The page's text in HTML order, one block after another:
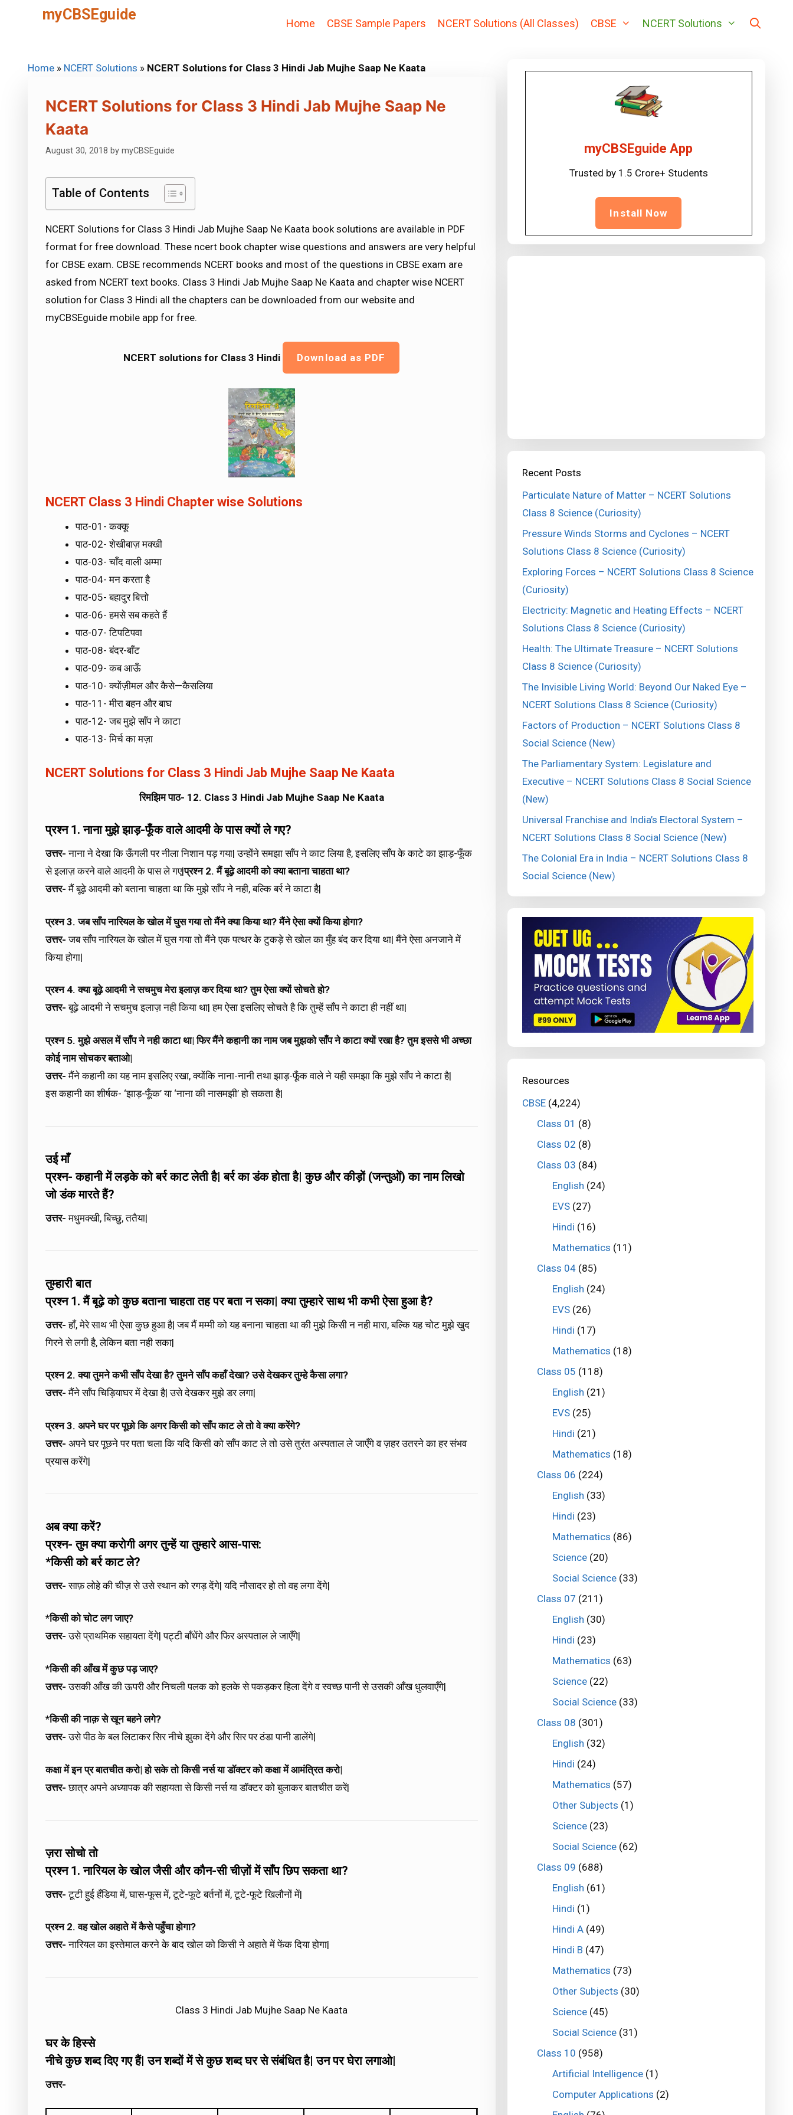
myCBSEguide
Home CBSE Sample Papers NCERT Solutions (All Classes) CBSE NCERT Solutions
Home » NCERT Solutions » NCERT Solutions for Class 3 Hindi Jab Mujhe Saap Ne Kaata
NCERT Solutions for Class 3 Hindi Jab Mujhe Saap Ne
Kaata
August 30, 2018 by myCBSEguide
Table of Contents
NCERT Solutions for Class 3 Hindi Jab Mujhe Saap Ne Kaata book solutions are available in PDF
format for free download. These ncert book chapter wise questions and answers are very helpful
for CBSE exam. CBSE recommends NCERT books and most of the questions in CBSE exam are
asked from NCERT text books. Class 3 Hindi Jab Mujhe Saap Ne Kaata and chapter wise NCERT
solution for Class 3 Hindi all the chapters can be downloaded from our website and
myCBSEguide mobile app for free.
NCERT solutions for Class 3 Hindi Download as PDF
NCERT Class 3 Hindi Chapter wise Solutions
पाठ-01- कक्कू
पाठ-02- शेखीबाज़ मक्खी
पाठ-03- चाँद वाली अम्मा
पाठ-04- मन करता है
पाठ-05- बहादुर बित्तो
पाठ-06- हमसे सब कहते हैं
पाठ-07- टिपटिपवा
पाठ-08- बंदर-बाँट
पाठ-09- कब आऊँ
पाठ-10- क्योंज़ीमल और कैसे—कैसलिया
पाठ-11- मीरा बहन और बाघ
पाठ-12- जब मुझे साँप ने काटा
पाठ-13- मिर्च का मज़ा
NCERT Solutions for Class 3 Hindi Jab Mujhe Saap Ne Kaata
रिमझिम पाठ- 12. Class 3 Hindi Jab Mujhe Saap Ne Kaata
प्रश्न 1. नाना मुझे झाड़-फूँक वाले आदमी के पास क्यों ले गए?
उत्तर- नाना ने देखा कि ऊँगली पर नीला निशान पड़ गया| उन्होंने समझा साँप ने काट लिया है, इसलिए साँप के काटे का झाड़-फूँक
से इलाज़ करने वाले आदमी के पास ले गए|प्रश्न 2. मैं बूढ़े आदमी को क्या बताना चाहता था?
उत्तर- मैं बूढ़े आदमी को बताना चाहता था कि मुझे साँप ने नही, बल्कि बर्र ने काटा है|
प्रश्न 3. जब साँप नारियल के खोल में घुस गया तो मैंने क्या किया था? मैंने ऐसा क्यों किया होगा?
उत्तर- जब साँप नारियल के खोल में घुस गया तो मैंने एक पत्थर के टुकड़े से खोल का मुँह बंद कर दिया था| मैंने ऐसा अनजाने में
किया होगा|
प्रश्न 4. क्या बूढ़े आदमी ने सचमुच मेरा इलाज़ कर दिया था? तुम ऐसा क्यों सोचते हो?
उत्तर- बूढ़े आदमी ने सचमुच इलाज़ नही किया था| हम ऐसा इसलिए सोचते है कि तुम्हें साँप ने काटा ही नहीं था|
प्रश्न 5. मुझे असल में साँप ने नही काटा था| फिर मैंने कहानी का नाम जब मुझको साँप ने काटा क्यों रखा है? तुम इससे भी अच्छा
कोई नाम सोचकर बताओ|
उत्तर- मैंने कहानी का यह नाम इसलिए रखा, क्योंकि नाना-नानी तथा झाड़-फूँक वाले ने यही समझा कि मुझे साँप ने काटा है|
इस कहानी का शीर्षक- ‘झाड़-फूँक’ या ‘नाना की नासमझी’ हो सकता है|
उई माँ
प्रश्न- कहानी में लड़के को बर्र काट लेती है| बर्र का डंक होता है| कुछ और कीड़ों (जन्तुओं) का नाम लिखो
जो डंक मारते हैं?
उत्तर- मधुमक्खी, बिच्छु, ततैया|
तुम्हारी बात
प्रश्न 1. मैं बूढ़े को कुछ बताना चाहता तह पर बता न सका| क्या तुम्हारे साथ भी कभी ऐसा हुआ है?
उत्तर- हाँ, मेरे साथ भी ऐसा कुछ हुआ है| जब मैं मम्मी को यह बनाना चाहता था की मुझे किसी न नही मारा, बल्कि यह चोट मुझे खुद
गिरने से लगी है, लेकिन बता नही सका|
प्रश्न 2. क्या तुमने कभी साँप देखा है? तुमने साँप कहाँ देखा? उसे देखकर तुम्हे कैसा लगा?
उत्तर- मैंने साँप चिड़ियाघर में देखा है| उसे देखकर मुझे डर लगा|
प्रश्न 3. अपने घर पर पूछो कि अगर किसी को साँप काट ले तो वे क्या करेंगे?
उत्तर- अपने घर पूछने पर पता चला कि यदि किसी को साँप काट ले तो उसे तुरंत अस्पताल ले जाएँगे व ज़हर उतरने का हर संभव
प्रयास करेंगे|
अब क्या करें?
प्रश्न- तुम क्या करोगी अगर तुन्हें या तुम्हारे आस-पास:
*किसी को बर्र काट ले?
उत्तर- साफ़ लोहे की चीज़ से उसे स्थान को रगड़ देंगे| यदि नौसादर हो तो वह लगा देंगे|
*किसी को चोट लग जाए?
उत्तर- उसे प्राथमिक सहायता देंगे| पट्टी बाँधेंगे और फिर अस्पताल ले जाएँगे|
*किसी की आँख में कुछ पड़ जाए?
उत्तर- उसकी आँख की ऊपरी और निचली पलक को हलके से पकड़कर हिला देंगे व स्वच्छ पानी से उसकी आँख धुलवाएँगे|
*किसी की नाक़ से खून बहने लगे?
उत्तर- उसे पीठ के बल लिटाकर सिर नीचे झुका देंगे और सिर पर ठंडा पानी डालेंगे|
कक्षा में इन प्र बातचीत करो| हो सके तो किसी नर्स या डॉक्टर को कक्षा में आमंत्रित करो|
उत्तर- छात्र अपने अध्यापक की सहायता से किसी नर्स या डॉक्टर को बुलाकर बातचीत करें|
ज़रा सोचो तो
प्रश्न 1. नारियल के खोल जैसी और कौन-सी चीज़ों में साँप छिप सकता था?
उत्तर- टूटी हुई हँडिया में, घास-फूस में, टूटे-फूटे बर्तनों में, टूटे-फूटे खिलौनों में|
प्रश्न 2. वह खोल अहाते में कैसे पहुँचा होगा?
उत्तर- नारियल का इस्तेमाल करने के बाद खोल को किसी ने अहाते में फेंक दिया होगा|
Class 3 Hindi Jab Mujhe Saap Ne Kaata
घर के हिस्से
नीचे कुछ शब्द दिए गए हैं| उन शब्दों में से कुछ शब्द घर से संबंधित है| उन पर घेरा लगाओ|
उत्तर-
myCBSEguide App
Trusted by 1.5 Crore+ Students
Install Now
Recent Posts
Particulate Nature of Matter – NCERT Solutions
Class 8 Science (Curiosity)
Pressure Winds Storms and Cyclones – NCERT
Solutions Class 8 Science (Curiosity)
Exploring Forces – NCERT Solutions Class 8 Science
(Curiosity)
Electricity: Magnetic and Heating Effects – NCERT
Solutions Class 8 Science (Curiosity)
Health: The Ultimate Treasure – NCERT Solutions
Class 8 Science (Curiosity)
The Invisible Living World: Beyond Our Naked Eye –
NCERT Solutions Class 8 Science (Curiosity)
Factors of Production – NCERT Solutions Class 8
Social Science (New)
The Parliamentary System: Legislature and
Executive – NCERT Solutions Class 8 Social Science
(New)
Universal Franchise and India’s Electoral System –
NCERT Solutions Class 8 Social Science (New)
The Colonial Era in India – NCERT Solutions Class 8
Social Science (New)
Resources
CBSE(4,224)
Class 01 (8)
Class 02 (8)
Class 03 (84)
English (24)
EVS(27)
Hindi (16)
Mathematics (11)
Class 04 (85)
English (24)
EVS(26)
Hindi (17)
Mathematics (18)
Class 05 (118)
English (21)
EVS(25)
Hindi (21)
Mathematics (18)
Class 06 (224)
English (33)
Hindi (23)
Mathematics (86)
Science(20)
Social Science(33)
Class 07 (211)
English (30)
Hindi (23)
Mathematics (63)
Science(22)
Social Science(33)
Class 08 (301)
English (32)
Hindi (24)
Mathematics (57)
Other Subjects (1)
Science(23)
Social Science(62)
Class 09 (688)
English (61)
Hindi (1)
Hindi A(49)
Hindi B (47)
Mathematics (73)
Other Subjects (30)
Science(45)
Social Science(31)
Class 10 (958)
Artificial Intelligence(1)
Computer Applications (2)